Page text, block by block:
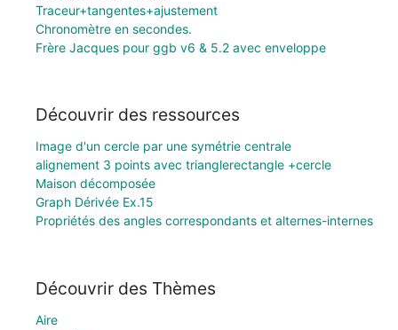
Traceur+tangentes+ajustement
Chronomètre en secondes.
Frère Jacques pour ggb v6 & 5.2 avec enveloppe
Découvrir des ressources
Image d'un cercle par une symétrie centrale
alignement 3 points avec trianglerectangle +cercle
Maison décomposée
Graph Dérivée Ex.15
Propriétés des angles correspondants et alternes-internes
Découvrir des Thèmes
Aire